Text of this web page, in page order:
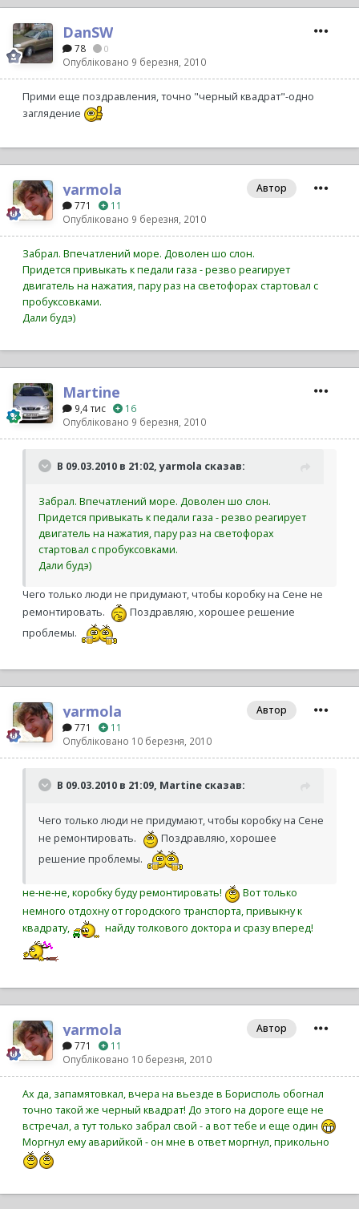
DanSW
78 0
Опубліковано 9 березня, 2010
Прими еще поздравления, точно "черный квадрат"-одно
заглядение
yarmola
771
11
Опубліковано 9 березня, 2010
Автор
Забрал. Впечатлений море. Доволен шо слон.
Придется привыкать к педали газа - резво реагирует
двигатель на нажатия, пару раз на светофорах стартовал с
пробуксовками.
Дали будэ)
Martine
9,4 тис
16
Опубліковано 9 березня, 2010
В 09.03.2010 в 21:02, yarmola сказав:
Забрал. Впечатлений море. Доволен шо слон.
Придется привыкать к педали газа - резво реагирует
двигатель на нажатия, пару раз на светофорах
стартовал с пробуксовками.
Дали будэ)
Чего только люди не придумают, чтобы коробку на Сене не
ремонтировать.
Поздравляю, хорошее решение
проблемы.
yarmola
771
11
Опубліковано 10 березня, 2010
Автор
В 09.03.2010 в 21:09, Martine сказав:
Чего только люди не придумают, чтобы коробку на Сене
не ремонтировать.
Поздравляю, хорошее
решение проблемы.
не-не-не, коробку буду ремонтировать!
Вот только
немного отдохну от городского транспорта, привыкну к
квадрату,
найду толкового доктора и сразу вперед!
yarmola
771
11
Опубліковано 10 березня, 2010
Автор
Ах да, запамятовкал, вчера на вьезде в Борисполь обогнал
точно такой же черный квадрат! До этого на дороге еще не
встречал, а тут только забрал свой - а вот тебе и еще один
Моргнул ему аварийкой - он мне в ответ моргнул, прикольно